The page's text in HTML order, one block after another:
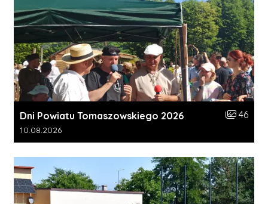
Dni Powiatu Tomaszowskiego 2026 Liczba
46
Data dodania galerii:
10.08.2026